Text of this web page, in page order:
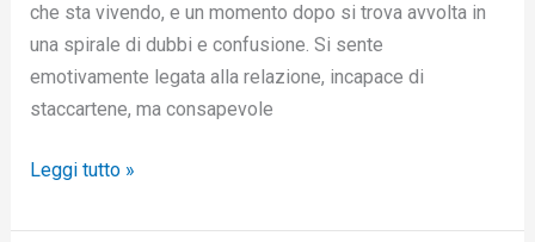
che sta vivendo, e un momento dopo si trova avvolta in
una spirale di dubbi e confusione. Si sente
emotivamente legata alla relazione, incapace di
staccartene, ma consapevole
Leggi tutto »